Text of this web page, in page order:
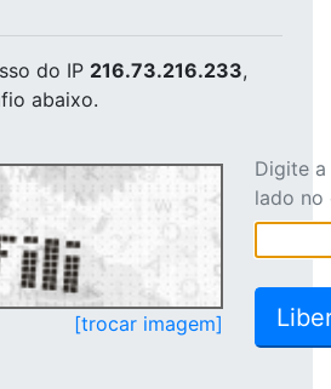
do IP 216.73.216.233,
abaixo.
[trocar imagem]
Digite
lado no